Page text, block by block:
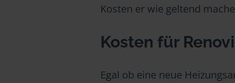
Kosten er wie geltend
Kosten für
Egal ob eine neue